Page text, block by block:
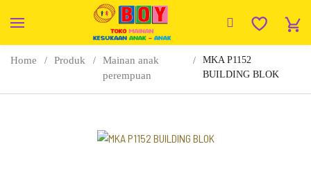
Home Produk
Mainan anak
perempuan
MKA P1152
BUILDING BLOK